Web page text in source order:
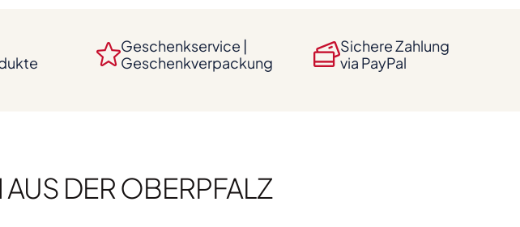
Geschenkservice |
Geschenkverpackung
Sichere Zahlung
via PayPal
DER OBERPFALZ